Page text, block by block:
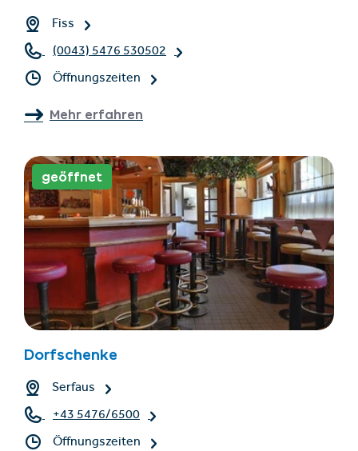
Fiss
(0043) 5476 530502
Öffnungszeiten
Mehr erfahren
geöffnet
Dorfschenke
Serfaus
+43 5476/6500
Öffnungszeiten